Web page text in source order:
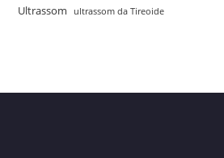
Ultrassom ultrassom da Tireoide